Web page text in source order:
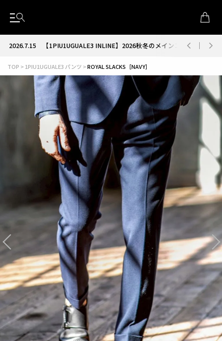
2026.7.15【1PIU1UGUALE3 INLINE】2026秋冬のメインコレクションが
TOP 1PIU1UGUALE3 パンツ ROYAL SLACKS［NAVY］